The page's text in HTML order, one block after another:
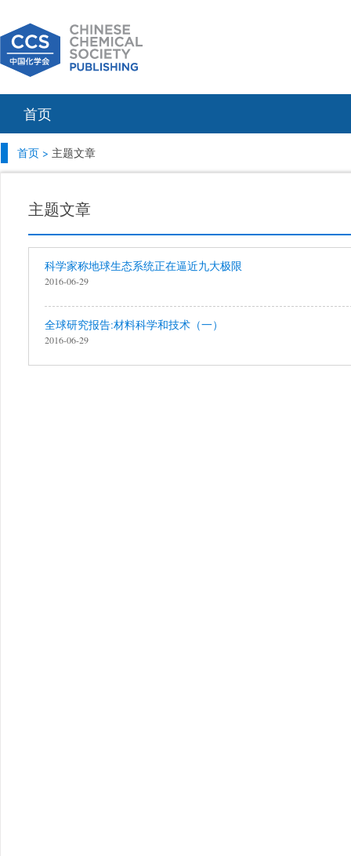
首页
首页 > 主题文章
主题文章
科学家称地球生态系统正在逼近九大极限
2016-06-29
全球研究报告:材料科学和技术（一）
2016-06-29